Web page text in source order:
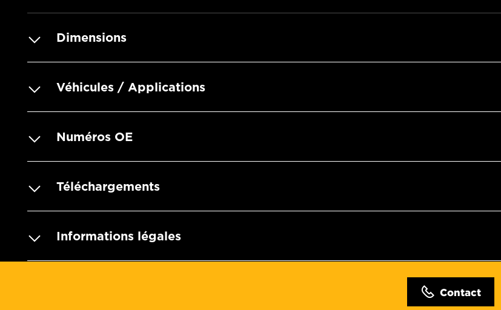
Dimensions
Véhicules / Applications
Numéros OE
Téléchargements
Informations légales
Contact